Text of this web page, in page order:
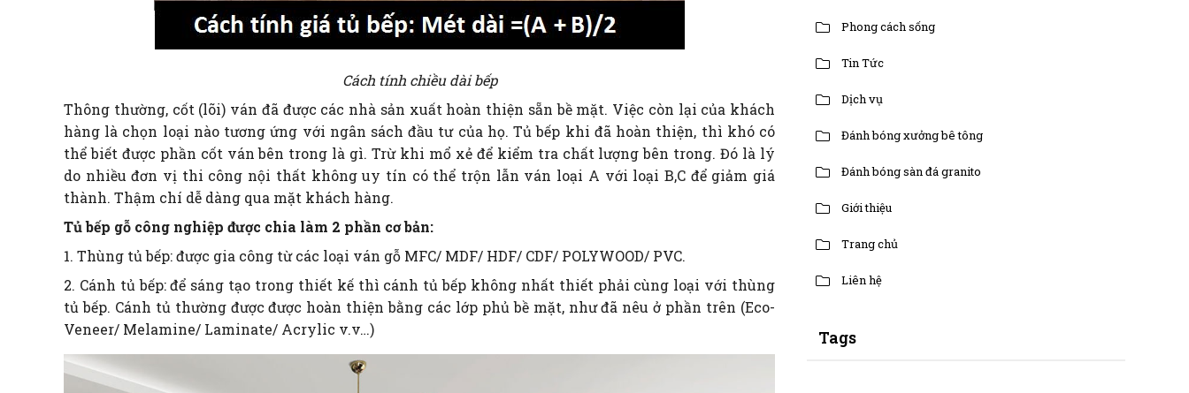
Cách tính chiều dài bếp
Thông thường, cốt (lõi) ván đã được các nhà sản xuất hoàn thiện sẵn bề mặt. Việc còn lại của khách
hàng là chọn loại nào tương ứng với ngân sách đầu tư của họ. Tủ bếp khi đã hoàn thiện, thì khó có
thể biết được phần cốt ván bên trong là gì. Trừ khi mổ xẻ để kiểm tra chất lượng bên trong. Đó là lý
do nhiều đơn vị thi công nội thất không uy tín có thể trộn lẫn ván loại A với loại B,C để giảm giá
thành. Thậm chí dễ dàng qua mặt khách hàng.
Tủ bếp gỗ công nghiệp được chia làm 2 phần cơ bản:
1. Thùng tủ bếp: được gia công từ các loại ván gỗ MFC/ MDF/ HDF/ CDF/ POLYWOOD/ PVC.
2. Cánh tủ bếp: để sáng tạo trong thiết kế thì cánh tủ bếp không nhất thiết phải cùng loại với thùng
tủ bếp. Cánh tủ thường được được hoàn thiện bằng các lớp phủ bề mặt, như đã nêu ở phần trên (Eco-
Veneer/ Melamine/ Laminate/ Acrylic v.v…)
Phong cách sống
Tin Tức
Dịch vụ
Đánh bóng xưởng bê tông
Đánh bóng sàn đá granito
Giới thiệu
Trang chủ
Liên hệ
Tags